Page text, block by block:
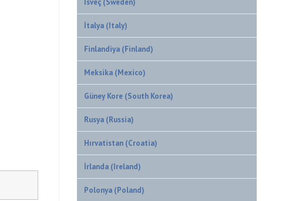
İsveç (Sweden)
İtalya (Italy)
Finlandiya (Finland)
Meksika (Mexico)
Güney Kore (South Korea)
Rusya (Russia)
Hırvatistan (Croatia)
İrlanda (Ireland)
Polonya (Poland)